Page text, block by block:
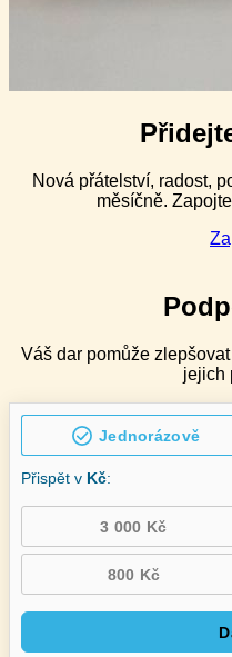
Nová přátelství, radost,
měsíčně.
Váš dar pomůže
jejich